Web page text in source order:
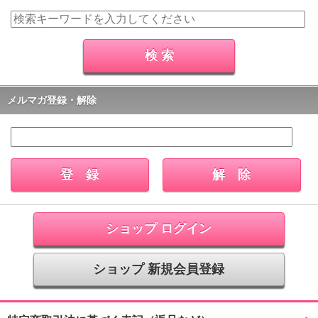
メルマガ登録・解除
ショップ ログイン
ショップ 新規会員登録